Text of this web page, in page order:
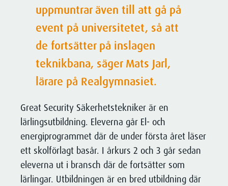
SÄKERHETSLÖSNINGAR
EFTER DINA BEHOV.
Great Security anpassar lösningen
utifrån din specifika situation.
hur vi kan hjälpa just dig!
Kontakta oss
Brandsäkerhet
Trygg hemma
Trygghet för särskilt boende
Säkerhetsutbildningar
SÄKERHETSLÖSNINGAR
EFTER DINA BEHOV.
uppmuntrar även till att gå på
event på universitetet, så att
de fortsätter på inslagen
teknikbana, säger Mats Jarl,
lärare på Realgymnasiet.
Great Security Säkerhetstekniker är en
lärlingsutbildning. Eleverna går El- och
energiprogrammet där de under första året läser
ett skolförlagt basår. I årkurs 2 och 3 går sedan
eleverna ut i bransch där de fortsätter som
lärlingar. Utbildningen är en bred utbildning där